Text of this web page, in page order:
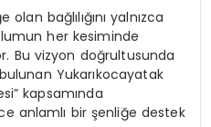
bağlılığını yalnızca
her kesiminde
Bu vizyon doğrultusunda
Yukarıkocayatak
kapsamında
anlamlı bir şenliğe destek